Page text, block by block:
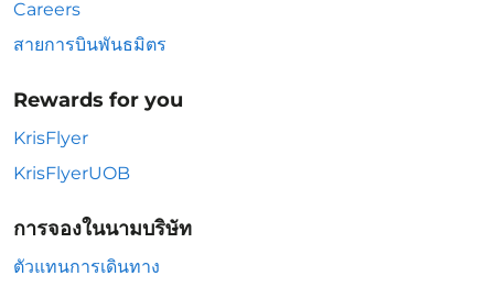
Careers
สายการบินพันธมิตร
Rewards for you
KrisFlyer
KrisFlyerUOB
การจองในนามบริษัท
ตัวแทนการเดินทาง